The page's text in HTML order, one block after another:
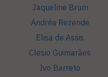
Jaqueline Brum
Andréa Rezende
Elisa de Assis
Clesio Guimarães
Ivo Barreto